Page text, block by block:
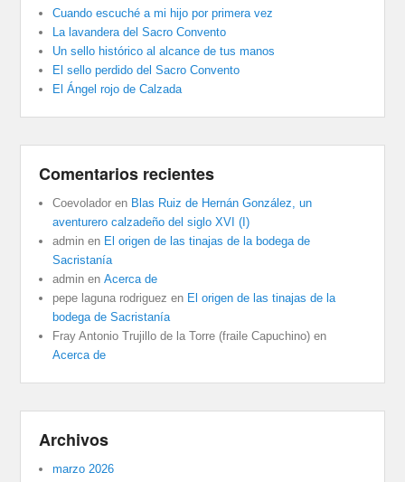
Cuando escuché a mi hijo por primera vez
La lavandera del Sacro Convento
Un sello histórico al alcance de tus manos
El sello perdido del Sacro Convento
El Ángel rojo de Calzada
Comentarios recientes
Coevolador en Blas Ruiz de Hernán González, un
aventurero calzadeño del siglo XVI (I)
admin en El origen de las tinajas de la bodega de
Sacristanía
admin enAcerca de
pepe laguna rodriguez en El origen de las tinajas de la
bodega de Sacristanía
Fray Antonio Trujillo de la Torre (fraile Capuchino) en
Acerca de
Archivos
marzo 2026